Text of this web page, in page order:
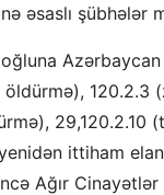
əsaslı şübhələr
120.2.3
29,120.2.10
ittiham
Ağır